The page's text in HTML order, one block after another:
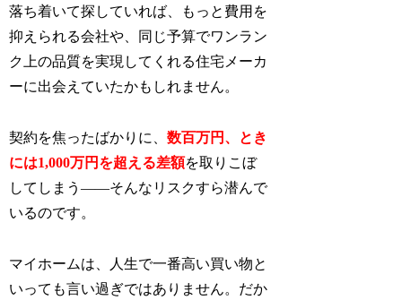
落ち着いて探していれば、もっと費用を
抑えられる会社や、同じ予算でワンラン
ク上の品質を実現してくれる住宅メーカ
ーに出会えていたかもしれません。
契約を焦ったばかりに、数百万円、とき
には1,000万円を超える差額を取りこぼ
してしまう——そんなリスクすら潜んで
いるのです。
マイホームは、人生で一番高い買い物と
いっても言い過ぎではありません。だか